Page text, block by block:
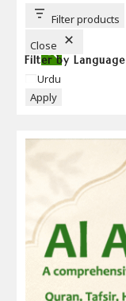
T
T
Filter products
Close
Filter by Language
Language
Urdu
Apply